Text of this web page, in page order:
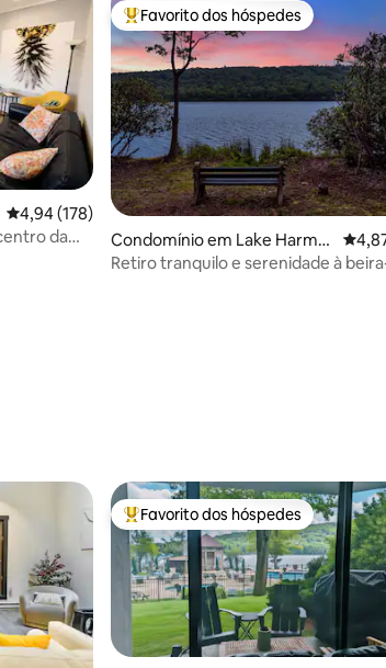
Classificação média de 4,94 em 5 estrelas,
4,94 (178)
da
Favoritos dos hóspedes mais
Favorito dos hóspedes
Condomínio em Lake Harmo
ny
Retiro tranquilo e serenidade à
Favoritos dos hóspedes mais
Favorito dos hóspedes